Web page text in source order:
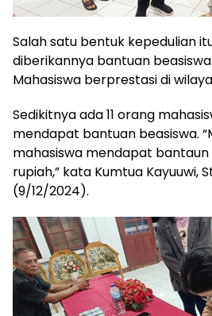
Salah satu bentuk kepedulian
diberikannya bantuan
Mahasiswa berprestasi di
Sedikitnya ada 11 orang
mendapat bantuan beasiswa.
mahasiswa mendapat bantaun
rupiah,” kata Kumtua Kayuuwi,
(9/12/2024).